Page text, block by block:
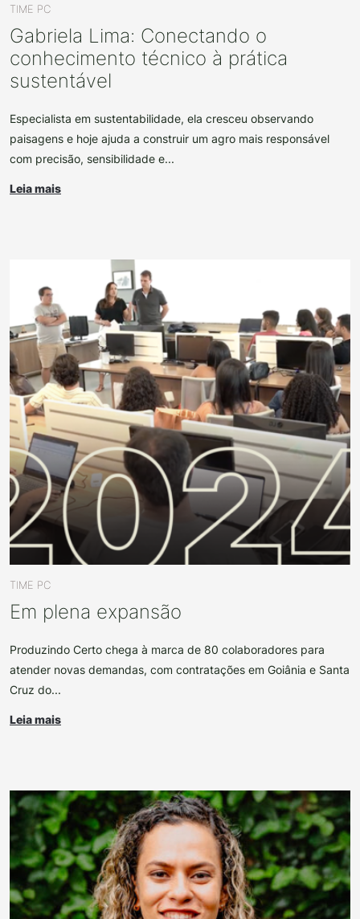
TIME PC
Gabriela Lima: Conectando o
conhecimento técnico à prática
sustentável
Especialista em sustentabilidade, ela cresceu observando
paisagens e hoje ajuda a construir um agro mais responsável
com precisão, sensibilidade e...
Leia mais
TIME PC
Em plena expansão
Produzindo Certo chega à marca de 80 colaboradores para
atender novas demandas, com contratações em Goiânia e Santa
Cruz do...
Leia mais